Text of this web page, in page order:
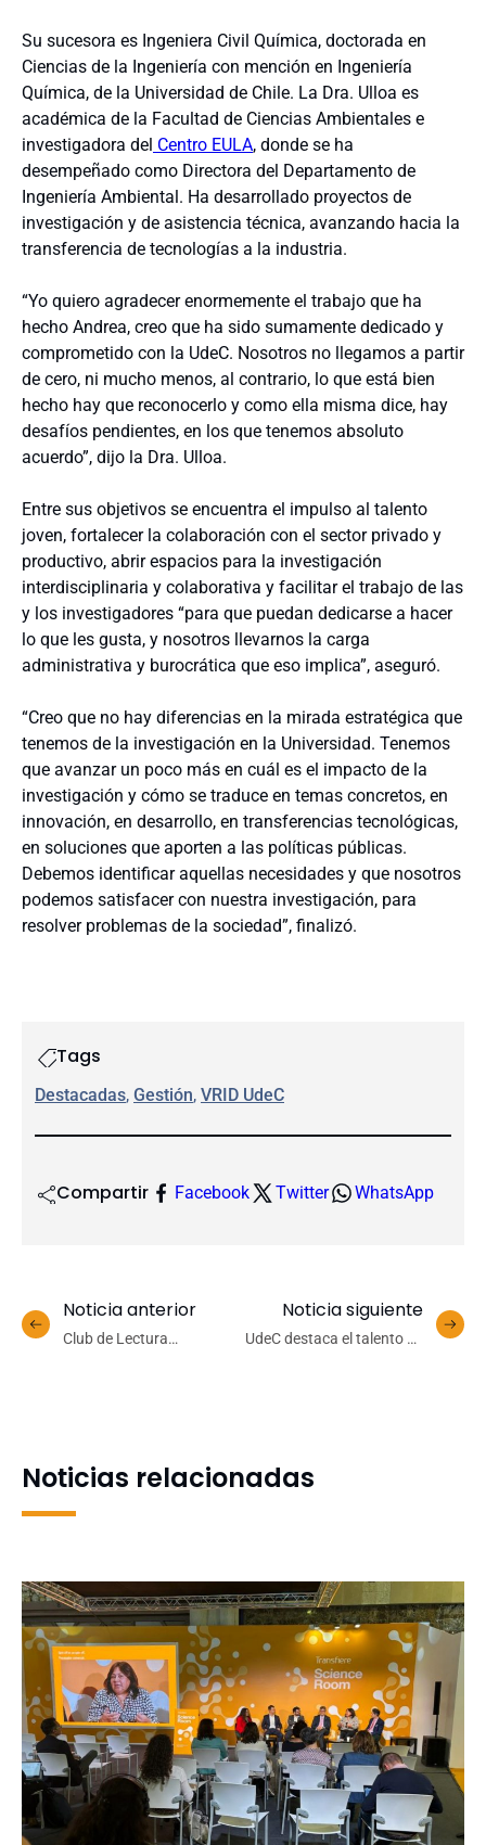
Su sucesora es Ingeniera Civil Química, doctorada en
Ciencias de la Ingeniería con mención en Ingeniería
Química, de la Universidad de Chile. La Dra. Ulloa es
académica de la Facultad de Ciencias Ambientales e
investigadora del Centro EULA, donde se ha
desempeñado como Directora del Departamento de
Ingeniería Ambiental. Ha desarrollado proyectos de
investigación y de asistencia técnica, avanzando hacia la
transferencia de tecnologías a la industria.
“Yo quiero agradecer enormemente el trabajo que ha
hecho Andrea, creo que ha sido sumamente dedicado y
comprometido con la UdeC. Nosotros no llegamos a partir
de cero, ni mucho menos, al contrario, lo que está bien
hecho hay que reconocerlo y como ella misma dice, hay
desafíos pendientes, en los que tenemos absoluto
acuerdo”, dijo la Dra. Ulloa.
Entre sus objetivos se encuentra el impulso al talento
joven, fortalecer la colaboración con el sector privado y
productivo, abrir espacios para la investigación
interdisciplinaria y colaborativa y facilitar el trabajo de las
y los investigadores “para que puedan dedicarse a hacer
lo que les gusta, y nosotros llevarnos la carga
administrativa y burocrática que eso implica”, aseguró.
“Creo que no hay diferencias en la mirada estratégica que
tenemos de la investigación en la Universidad. Tenemos
que avanzar un poco más en cuál es el impacto de la
investigación y cómo se traduce en temas concretos, en
innovación, en desarrollo, en transferencias tecnológicas,
en soluciones que aporten a las políticas públicas.
Debemos identificar aquellas necesidades y que nosotros
podemos satisfacer con nuestra investigación, para
resolver problemas de la sociedad”, finalizó.
Tags
Destacadas, Gestión, VRID UdeC
Compartir Facebook Twitter WhatsApp
Noticia anterior
Club de Lectura
Noticia siguiente
UdeC destaca el talento de
Noticias relacionadas